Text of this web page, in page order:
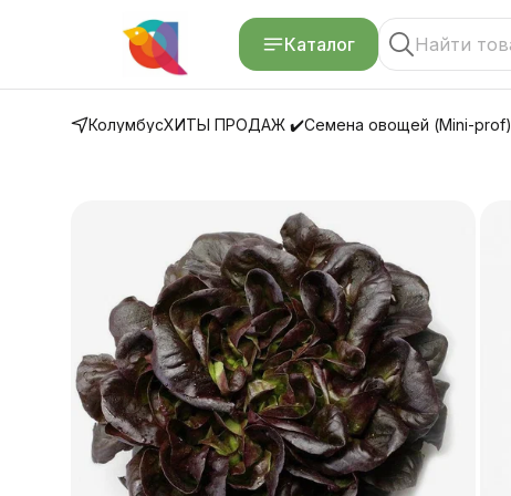
Каталог
КолумбусХИТЫ ПРОДАЖ ✔️Семена овощей (Mini-prof)